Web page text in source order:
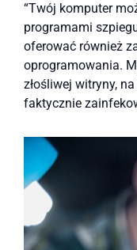
“Twój komputer
programami
oferować również
oprogramowania.
złośliwej witryny,
faktycznie